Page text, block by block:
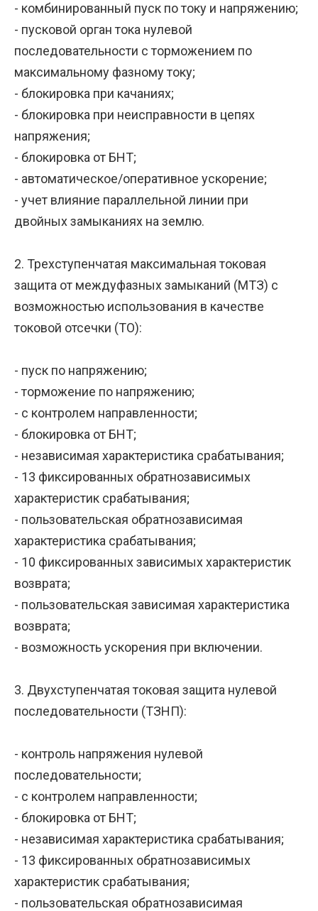
- комбинированный пуск по току и напряжению;
- пусковой орган тока нулевой
последовательности с торможением по
максимальному фазному току;
- блокировка при качаниях;
- блокировка при неисправности в цепях
напряжения;
- блокировка от БНТ;
- автоматическое/оперативное ускорение;
- учет влияние параллельной линии при
двойных замыканиях на землю.
2. Трехступенчатая максимальная токовая
защита от междуфазных замыканий (МТЗ) с
возможностью использования в качестве
токовой отсечки (ТО):
- пуск по напряжению;
- торможение по напряжению;
- с контролем направленности;
- блокировка от БНТ;
- независимая характеристика срабатывания;
- 13 фиксированных обратнозависимых
характеристик срабатывания;
- пользовательская обратнозависимая
характеристика срабатывания;
- 10 фиксированных зависимых характеристик
возврата;
- пользовательская зависимая характеристика
возврата;
- возможность ускорения при включении.
3. Двухступенчатая токовая защита нулевой
последовательности (ТЗНП):
- контроль напряжения нулевой
последовательности;
- с контролем направленности;
- блокировка от БНТ;
- независимая характеристика срабатывания;
- 13 фиксированных обратнозависимых
характеристик срабатывания;
- пользовательская обратнозависимая